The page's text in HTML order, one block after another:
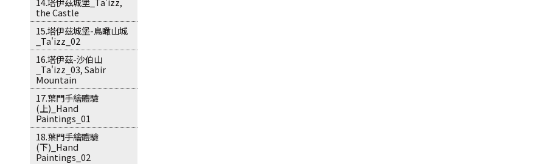
the Castle
15.塔伊茲城堡-鳥瞰山城
_Ta'izz_02
16.塔伊茲-沙伯山
_Ta'izz_03, Sabir
Mountain
17.葉門手繪體驗
(上)_Hand
Paintings_01
18.葉門手繪體驗
(下)_Hand
Paintings_02